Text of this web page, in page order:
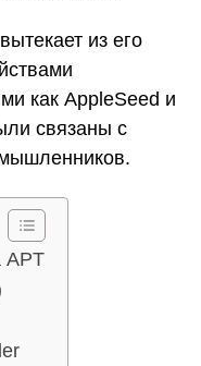
из его
как AppleSeed и
связаны с
APT